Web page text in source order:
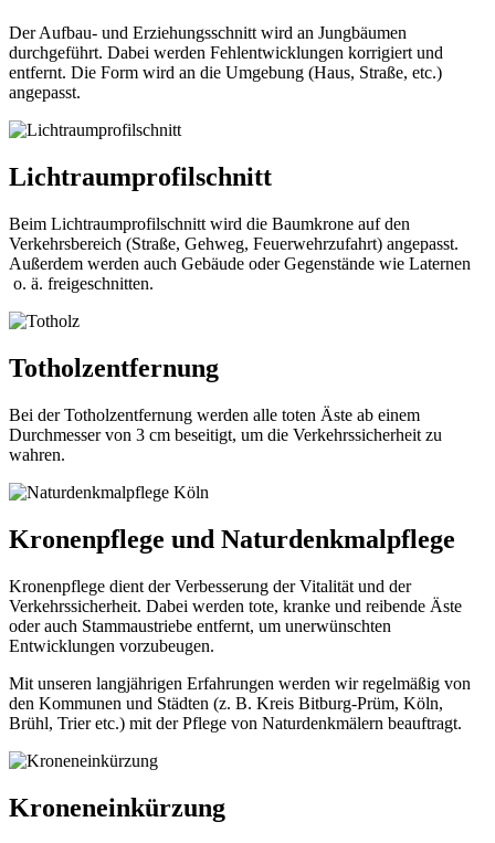
Der Aufbau- und Erziehungsschnitt wird an Jungbäumen
durchgeführt. Dabei werden Fehlentwicklungen korrigiert und
entfernt. Die Form wird an die Umgebung (Haus, Straße, etc.)
angepasst.
Lichtraumprofilschnitt
Beim Lichtraumprofilschnitt wird die Baumkrone auf den
Verkehrsbereich (Straße, Gehweg, Feuerwehrzufahrt) angepasst.
Außerdem werden auch Gebäude oder Gegenstände wie Laternen
o. ä. freigeschnitten.
Totholzentfernung
Bei der Totholzentfernung werden alle toten Äste ab einem
Durchmesser von 3 cm beseitigt, um die Verkehrssicherheit zu
wahren.
Kronenpflege und Naturdenkmalpflege
Kronenpflege dient der Verbesserung der Vitalität und der
Verkehrssicherheit. Dabei werden tote, kranke und reibende Äste
oder auch Stammaustriebe entfernt, um unerwünschten
Entwicklungen vorzubeugen.
Mit unseren langjährigen Erfahrungen werden wir regelmäßig von
den Kommunen und Städten (z. B. Kreis Bitburg-Prüm, Köln,
Brühl, Trier etc.) mit der Pflege von Naturdenkmälern beauftragt.
Kroneneinkürzung